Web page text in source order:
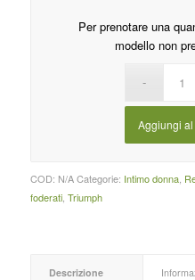
Per prenotare una
modello non
Aggiungi
COD: N/A Categorie: Intimo donna,
foderati, Triumph
Descrizione